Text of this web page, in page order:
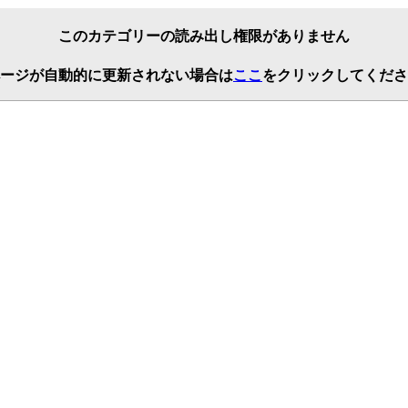
このカテゴリーの読み出し権限がありません
ジが自動的に更新されない場合はここ をクリックしてくだ